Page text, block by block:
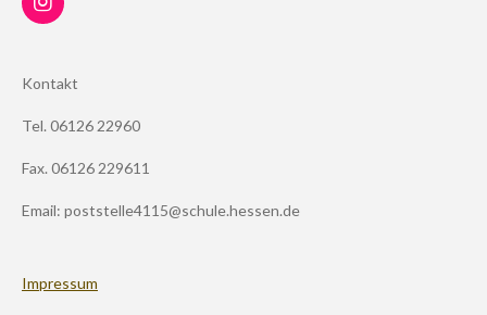
I
n
a
r
m
Kontakt
Tel. 06126 22960
Fax. 06126 229611
Email: poststelle4115@schule.hessen.de
Impressum